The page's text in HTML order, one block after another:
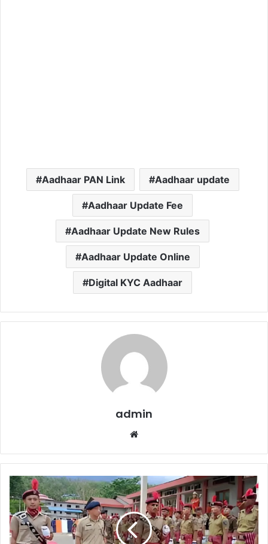
Aadhaar PAN Link Aadhaar update
Aadhaar Update Fee
Aadhaar Update New Rules
Aadhaar Update Online
Digital KYC Aadhaar
admin
Sainik
School
Admission
2026
: